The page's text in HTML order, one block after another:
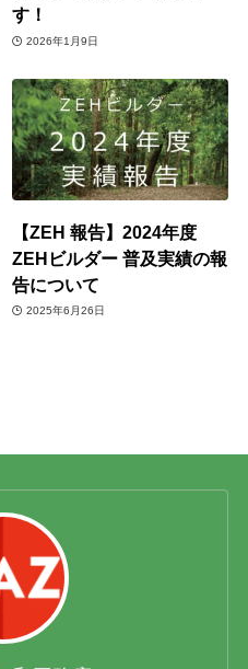
す！
2026年1月9日
【ZEH 報告】2024年度
ZEHビルダー 普及実績の報
告について
2025年6月26日